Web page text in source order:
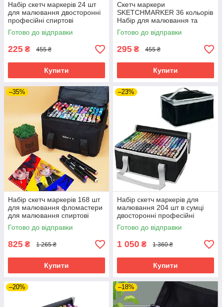
Набір скетч маркерів 24 шт
для малювання двосторонні
професійні спиртові
фломастери
Готово до відправки
225 ₴ 455 ₴
Купити
Скетч маркери
SKETCHMARKER 36 кольорів
Набір для малювання та
дизайну двосторонніх
маркерів на спиртовій
Готово до відправки
295 ₴ 455 ₴
Купити
–35%
Набір скетч маркерів 168 шт
для малювання фломастери
для малювання спиртові
двосторонні
Готово до відправки
825 ₴ 1 265 ₴
Купити
–23%
Набір скетч маркерів для
малювання 204 шт в сумці
двосторонні професійні
спиртові
Готово до відправки
1 050 ₴ 1 360 ₴
Купити
–20% –18%